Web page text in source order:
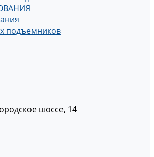
подъемников
шоссе, 14